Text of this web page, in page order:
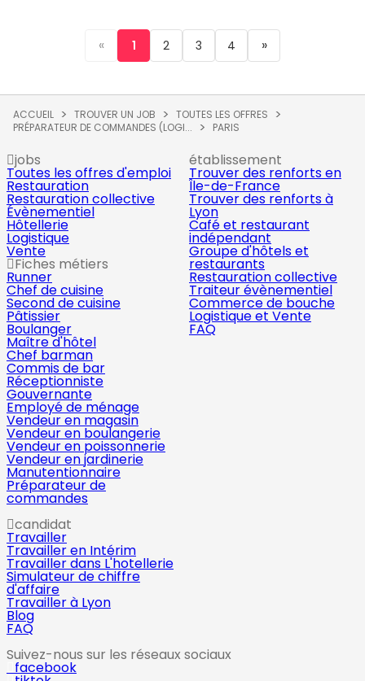
« 1 2 3 4 »
ACCUEIL TROUVER UN JOB
TOUTES LES OFFRES
PRÉPARATEUR DE COMMANDES (LOGI...
PARIS
jobs
Toutes les offres d'emploi
Restauration
Restauration collective
Évènementiel
Hôtellerie
Logistique
Vente
Fiches métiers
Runner
Chef de cuisine
Second de cuisine
Pâtissier
Boulanger
Maître d'hôtel
Chef barman
Commis de bar
Réceptionniste
Gouvernante
Employé de ménage
Vendeur en magasin
Vendeur en boulangerie
Vendeur en poissonnerie
Vendeur en jardinerie
Manutentionnaire
Préparateur de
commandes
établissement
Trouver des renforts en
Île-de-France
Trouver des renforts à
Lyon
Café et restaurant
indépendant
Groupe d'hôtels et
restaurants
Restauration collective
Traiteur évènementiel
Commerce de bouche
Logistique et Vente
FAQ
candidat
Travailler
Travailler en Intérim
Travailler dans L'hotellerie
Simulateur de chiffre
d'affaire
Travailler à Lyon
Blog
FAQ
Suivez-nous sur les réseaux sociaux
facebook